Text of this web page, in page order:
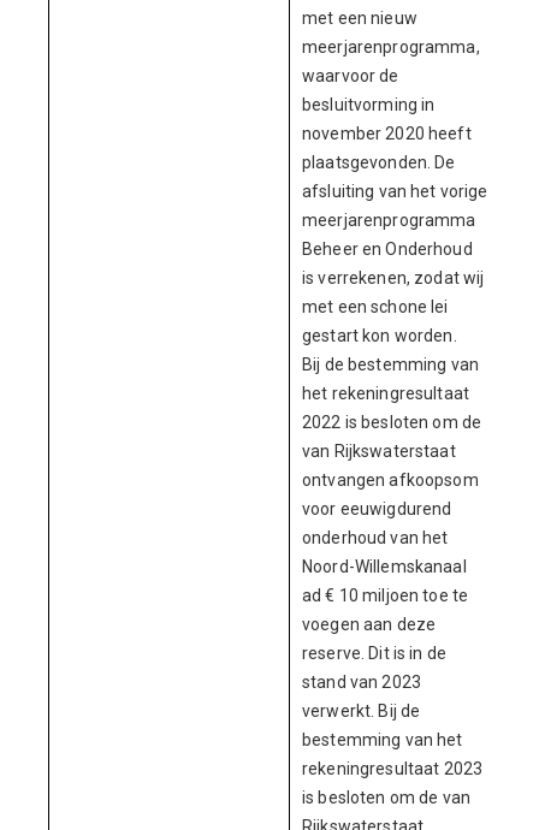
met een nieuw
meerjarenprogramma,
waarvoor de
besluitvorming in
november 2020 heeft
plaatsgevonden. De
afsluiting van het vorige
meerjarenprogramma
Beheer en Onderhoud
is verrekenen, zodat wij
met een schone lei
gestart kon worden.
Bij de bestemming van
het rekeningresultaat
2022 is besloten om de
van Rijkswaterstaat
ontvangen afkoopsom
voor eeuwigdurend
onderhoud van het
Noord-Willemskanaal
ad € 10 miljoen toe te
voegen aan deze
reserve. Dit is in de
stand van 2023
verwerkt. Bij de
bestemming van het
rekeningresultaat 2023
is besloten om de van